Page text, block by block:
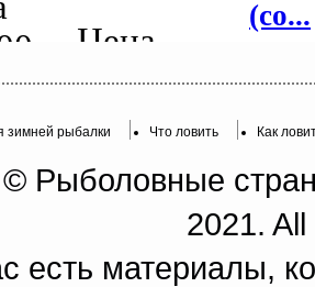
рыбалки Что ловить Как
Рыболовные
2021.
есть материалы,